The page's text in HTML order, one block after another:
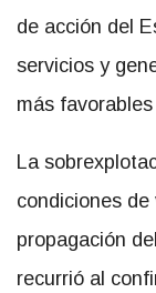
de acción del
servicios y
más
La
condiciones
propagación
recurrió al